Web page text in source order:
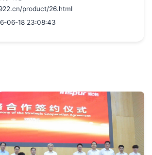
product/26.html
06-18 23:08:43